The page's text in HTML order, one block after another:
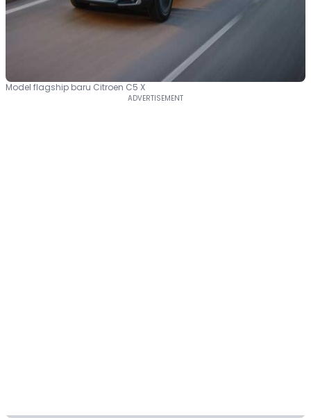
Model flagship baru Citroen C5 X